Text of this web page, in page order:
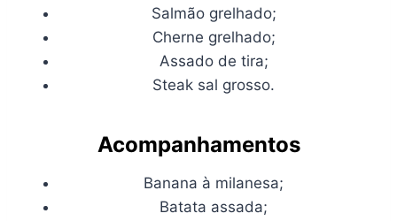
Salmão grelhado;
Cherne grelhado;
Assado de tira;
Steak sal grosso.
Acompanhamentos
Banana à milanesa;
Batata assada;